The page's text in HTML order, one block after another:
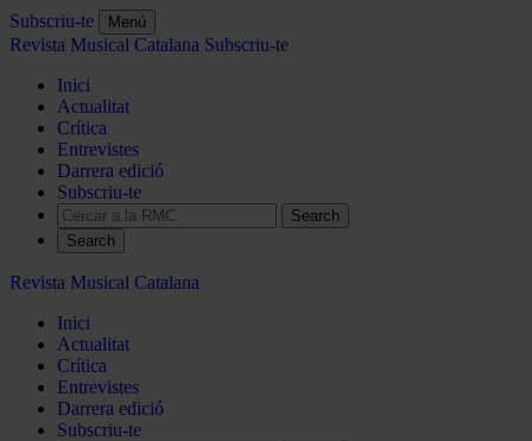
Subscriu-te Menú
Revista Musical Catalana Subscriu-te
Inici
Actualitat
Crítica
Entrevistes
Darrera edició
Subscriu-te
Search
Revista Musical Catalana
Inici
Actualitat
Crítica
Entrevistes
Darrera edició
Subscriu-te